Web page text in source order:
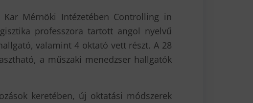
Mérnöki Intézetében Controlling in
professzora tartott angol nyelvű
valamint 4 oktató vett részt. A 28
a műszaki menedzser hallgatók
keretében, új oktatási módszerek